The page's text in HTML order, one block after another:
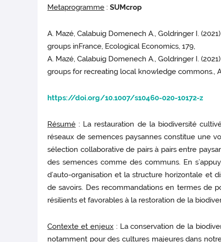
Metaprogramme :SUMcrop
A. Mazé, Calabuig Domenech A., Goldringer I.
groups inFrance, Ecological Economics, 179,
A. Mazé, Calabuig Domenech A., Goldringer I.
groups for recreating local knowledge commons.,
https://doi.org/10.1007/s10460-020-10172-z
Résumé : La restauration de la biodiversité
réseaux de semences paysannes constitue une
sélection collaborative de pairs à pairs entre
des semences comme des communs. En
d’auto-organisation et la structure horizontale et
de savoirs. Des recommandations en termes de
résilients et favorables à la restoration de la
Contexte et enjeux: La conservation de la
notamment pour des cultures majeures dans